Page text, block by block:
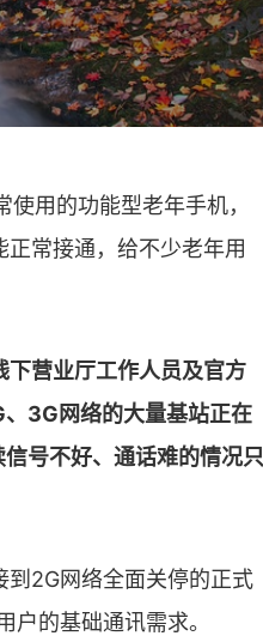
用的功能型老年手机，
常接通，给不少老年用
下营业厅工作人员及官方
3G网络的大量基站正在
号不好、通话难的情况只
2G网络全面关停的正式
的基础通讯需求。